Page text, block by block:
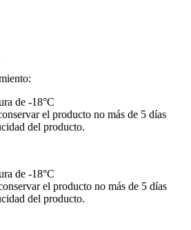
de -18°C
el producto no más de 5 días
del producto.
de -18°C
el producto no más de 5 días
del producto.